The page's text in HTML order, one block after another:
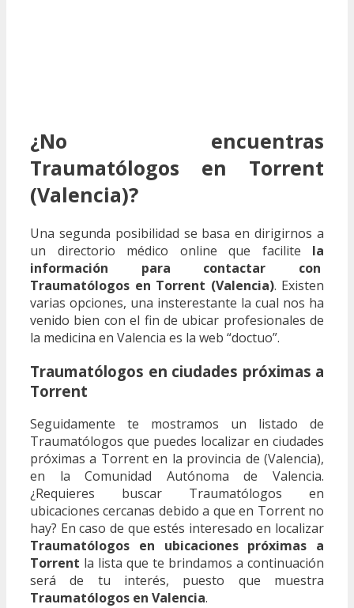
¿No encuentras
Traumatólogos en Torrent
(Valencia)?
Una segunda posibilidad se basa en dirigirnos a
un directorio médico online que facilite la
información para contactar con
Traumatólogos en Torrent (Valencia). Existen
varias opciones, una insterestante la cual nos ha
venido bien con el fin de ubicar profesionales de
la medicina en Valencia es la web “doctuo”.
Traumatólogos en ciudades próximas a
Torrent
Seguidamente te mostramos un listado de
Traumatólogos que puedes localizar en ciudades
próximas a Torrent en la provincia de (Valencia),
en la Comunidad Autónoma de Valencia.
¿Requieres buscar Traumatólogos en
ubicaciones cercanas debido a que en Torrent no
hay? En caso de que estés interesado en localizar
Traumatólogos en ubicaciones próximas a
Torrent la lista que te brindamos a continuación
será de tu interés, puesto que muestra
Traumatólogos en Valencia.